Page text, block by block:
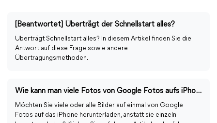
[Beantwortet] Überträgt der Schnellstart alles?
Überträgt Schnellstart alles? In diesem Artikel finden Sie die
Antwort auf diese Frage sowie andere
Übertragungsmethoden.
Wie kann man viele Fotos von Google Fotos aufs iPhone herunterladen?
Möchten Sie viele oder alle Bilder auf einmal von Google
Fotos auf das iPhone herunterladen, anstatt sie einzeln